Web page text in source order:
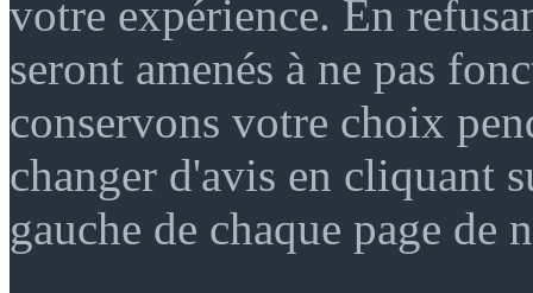
votre expérience. En
seront amenés à ne pas
conservons votre choix
changer d'avis en cliquant
gauche de chaque page de